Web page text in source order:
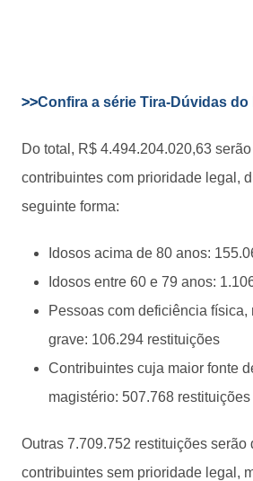
>>Confira a série Tira-Dúvidas do
Do total, R$ 4.494.204.020,63
contribuintes com prioridade legal,
seguinte forma:
Idosos acima de 80 anos:
Idosos entre 60 e 79 anos:
Pessoas com deficiência física,
grave: 106.294 restituições
Contribuintes cuja maior fonte
magistério: 507.768 restituições
Outras 7.709.752 restituições serão
contribuintes sem prioridade legal,